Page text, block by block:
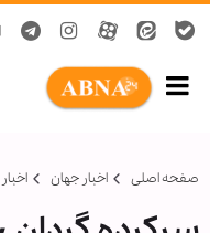
صفحه اصلی اخبار جهان